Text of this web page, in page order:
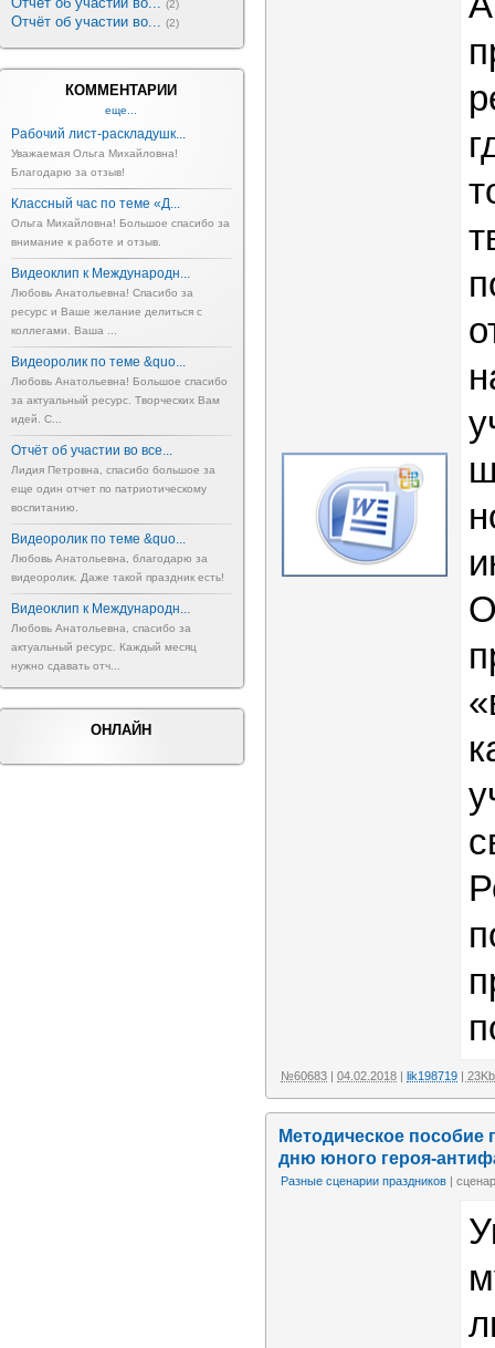
(2)
Отчёт об участии во... (2)
КОММЕНТАРИИ
еще...
Рабочий лист-раскладушк...
Уважаемая Ольга Михайловна!
Благодарю за отзыв!
Классный час по теме «Д...
Ольга Михайловна! Большое спасибо за
внимание к работе и отзыв.
Видеоклип к Международн...
Любовь Анатольевна! Спасибо за
ресурс и Ваше желание делиться с
коллегами. Ваша ...
Видеоролик по теме &quo...
Любовь Анатольевна! Большое спасибо
за актуальный ресурс. Творческих Вам
идей. С...
Отчёт об участии во все...
Лидия Петровна, спасибо большое за
еще один отчет по патриотическому
воспитанию.
Видеоролик по теме &quo...
Любовь Анатольевна, благодарю за
видеоролик. Даже такой праздник есть!
Видеоклип к Международн...
Любовь Анатольевна, спасибо за
актуальный ресурс. Каждый месяц
нужно сдавать отч...
ОНЛАЙН
№60683 | 04.02.2018 | lik198719 | 23Kb
Методическое
дню юного героя-
Разные сценарии праздников |